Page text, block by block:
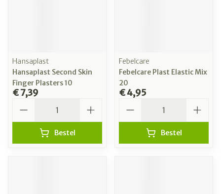
Hansaplast
Hansaplast Second Skin
Finger Plasters 10
€ 7,39
Bestel
Febelcare
Febelcare Plast Elastic Mix
20
€ 4,95
Bestel